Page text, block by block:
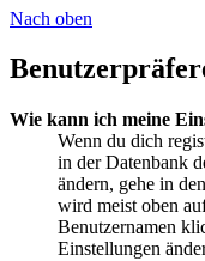
Nach oben
Wie kann ich meine
Wenn du dich
in der Datenbank
ändern, gehe in
wird meist oben
Benutzernamen
Einstellungen